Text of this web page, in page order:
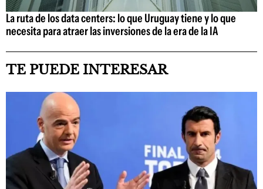
La ruta de los data centers: lo que Uruguay tiene y lo que
necesita para atraer las inversiones de la era de la IA
TE PUEDE INTERESAR